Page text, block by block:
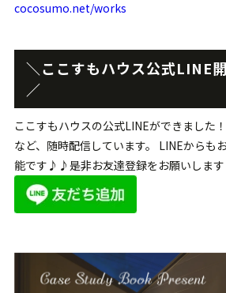
cocosumo.net/works
＼ここすもハウス公式LINE
／
ここすもハウスの公式LINEができました
など、随時配信しています。 LINEからも
能です♪♪是非お友達登録をお願いしま